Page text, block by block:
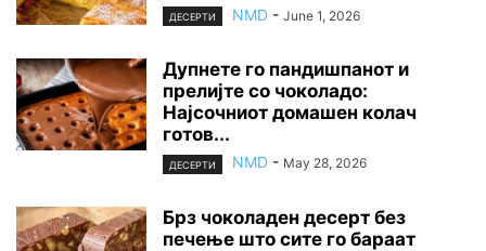
ДЕСЕРТИ NMD - June 1, 2026
Дупнете го пандишпанот и
прелијте со чоколадо:
Најсочниот домашен колач
готов...
ДЕСЕРТИ NMD - May 28, 2026
Брз чоколаден десерт без
печење што сите го бараат